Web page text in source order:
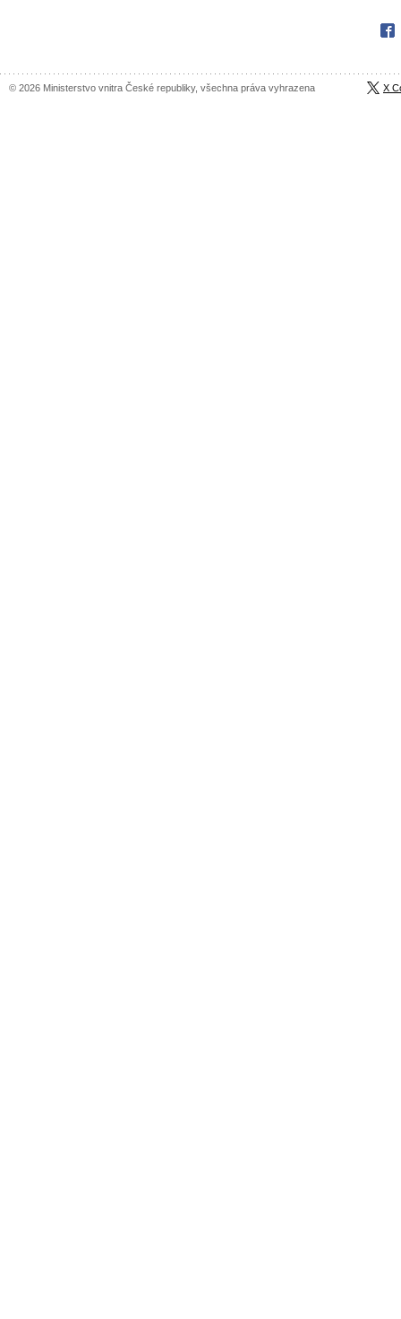
© 2026 Ministerstvo vnitra České republiky, všechna práva vyhrazena X